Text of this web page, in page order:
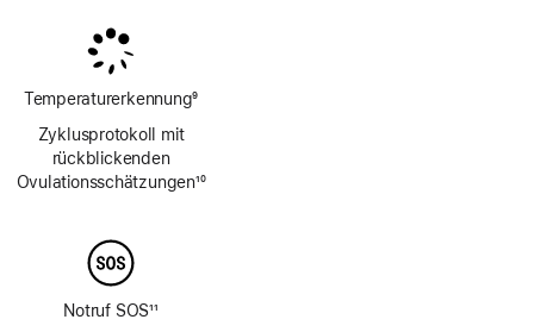
Temperaturerkennung9
Zyklusprotokoll mit
rückblickenden
Ovulations­schätzungen10
Notruf SOS11